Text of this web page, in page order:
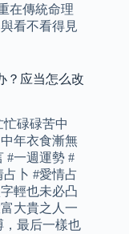
在傳統命理
看不看得見
？应当怎么改
碌碌苦中
年衣食漸無
#一週運勢 #
卜 #愛情占
輕也未必凸
大貴之人一
，最后一樣也